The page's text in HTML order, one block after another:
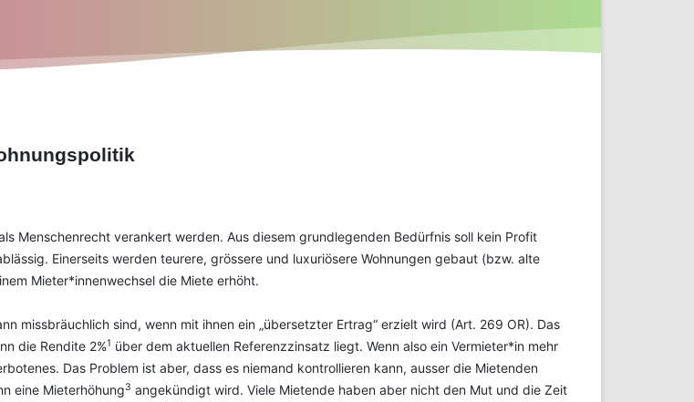
Menschenrecht verankert werden. Aus diesem grundlegenden Bedürfnis soll kein Profit
Einerseits werden teurere, grössere und luxuriösere Wohnungen gebaut (bzw. alte
Mieter*innenwechsel die Miete erhöht.
missbräuchlich sind, wenn mit ihnen ein „übersetzter Ertrag“ erzielt wird (Art. 269 OR). Das
die Rendite 2%1 über dem aktuellen Referenzzinsatz liegt. Wenn also ein Vermieter*in mehr
Das Problem ist aber, dass es niemand kontrollieren kann, ausser die Mietenden
eine Mieterhöhung3 angekündigt wird. Viele Mietende haben aber nicht den Mut und die Zeit